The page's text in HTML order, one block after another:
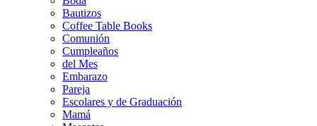
Bautizos
Coffee Table Books
Comunión
Cumpleaños
del Mes
Embarazo
Pareja
Escolares y de Graduación
Mamá